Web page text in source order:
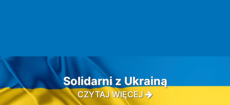
Solidarni z Ukrainą
CZYTAJ WIĘCEJ